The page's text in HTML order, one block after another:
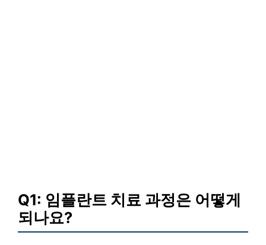
Q1: 임플란트 치료 과정은 어떻게
되나요?